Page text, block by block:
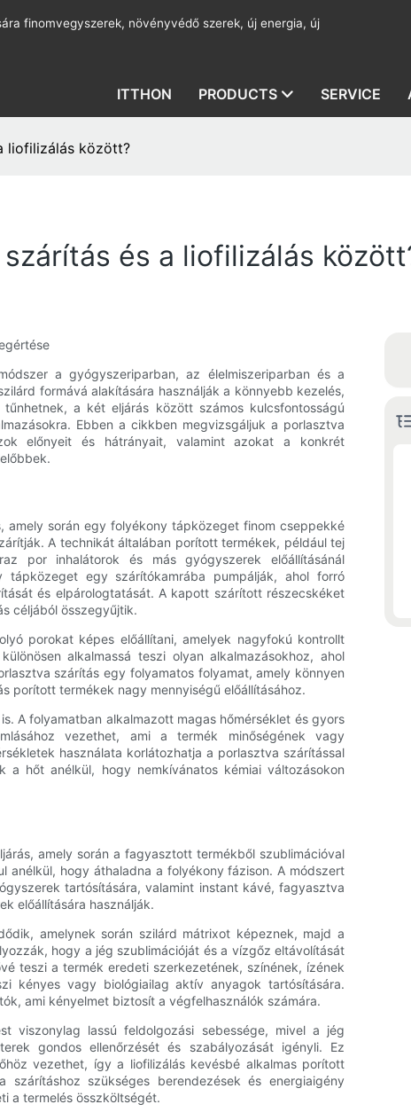
finomvegyszerek, növényvédő szerek, új energia, új
ITTHON PRODUCTS SERVICE
liofilizálás között?
és a liofilizálás
a gyógyszeriparban, az élelmiszeriparban és a
formává alakítására használják a könnyebb kezelés,
a két eljárás között számos kulcsfontosságú
Ebben a cikkben megvizsgáljuk a porlasztva
előnyeit és hátrányait, valamint azokat a konkrét
amely során egy folyékony tápközeget finom cseppekké
A technikát általában porított termékek, például tej
por inhalátorok és más gyógyszerek előállításánál
egy szárítókamrába pumpálják, ahol forró
és elpárologtatását. A kapott szárított részecskéket
céljából összegyűjtik.
porokat képes előállítani, amelyek nagyfokú kontrollt
alkalmassá teszi olyan alkalmazásokhoz, ahol
szárítás egy folyamatos folyamat, amely könnyen
porított termékek nagy mennyiségű előállításához.
A folyamatban alkalmazott magas hőmérséklet és gyors
vezethet, ami a termék minőségének vagy
használata korlátozhatja a porlasztva szárítással
hőt anélkül, hogy nemkívánatos kémiai változásokon
amely során a fagyasztott termékből szublimációval
anélkül, hogy áthaladna a folyékony fázison. A módszert
tartósítására, valamint instant kávé, fagyasztva
előállítására használják.
amelynek során szilárd mátrixot képeznek, majd a
hogy a jég szublimációját és a vízgőz eltávolítását
teszi a termék eredeti szerkezetének, színének, ízének
kényes vagy biológiailag aktív anyagok tartósítására.
ami kényelmet biztosít a végfelhasználók számára.
viszonylag lassú feldolgozási sebessége, mivel a jég
gondos ellenőrzését és szabályozását igényli. Ez
vezethet, így a liofilizálás kevésbé alkalmas porított
szükséges berendezések és energiaigény
a termelés összköltségét.